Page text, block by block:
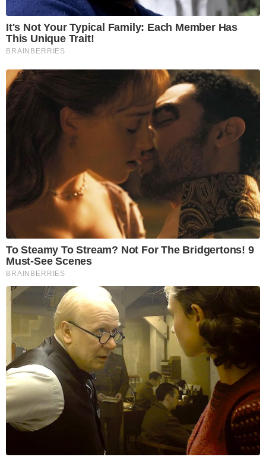
It's Not Your Typical Family: Each Member Has
This Unique Trait!
BRAINBERRIES
To Steamy To Stream? Not For The Bridgertons! 9
Must-See Scenes
BRAINBERRIES